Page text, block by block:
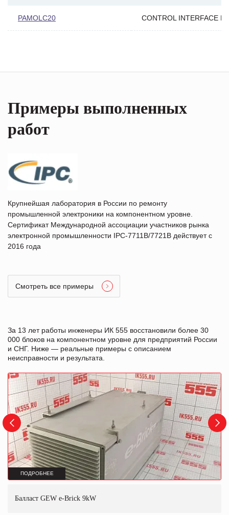
PAMOLC20 CONTROL INTERFACE
Примеры выполненных
работ
Крупнейшая лаборатория в России по ремонту
промышленной электроники на компонентном уровне.
Сертификат Международной ассоциации участников рынка
электронной промышленности IPC-7711B/7721B действует с
2016 года
Смотреть все примеры
За 13 лет работы инженеры ИК 555 восстановили более 30
000 блоков на компонентном уровне для предприятий России
и СНГ. Ниже — реальные примеры с описанием
неисправности и результата.
ПОДРОБНЕЕ
Балласт GEW e-Brick 9kW